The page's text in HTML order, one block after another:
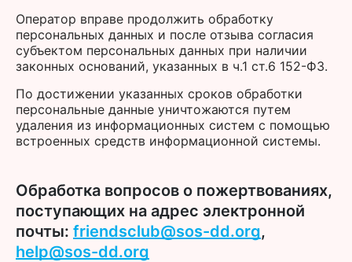
Оператор вправе продолжить обработку
персональных данных и после отзыва согласия
субъектом персональных данных при наличии
законных оснований, указанных в ч.1 ст.6 152-ФЗ.
По достижении указанных сроков обработки
персональные данные уничтожаются путем
удаления из информационных систем с помощью
встроенных средств информационной системы.
Обработка вопросов о пожертвованиях,
поступающих на адрес электронной
почты: friendsclub@sos-dd.org,
help@sos-dd.org